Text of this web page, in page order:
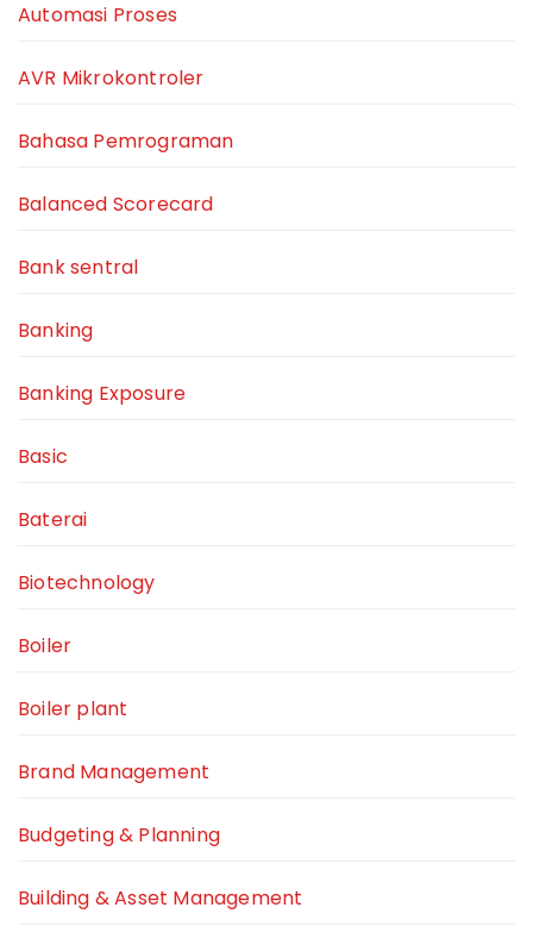
Automasi Proses
AVR Mikrokontroler
Bahasa Pemrograman
Balanced Scorecard
Bank sentral
Banking
Banking Exposure
Basic
Baterai
Biotechnology
Boiler
Boiler plant
Brand Management
Budgeting & Planning
Building & Asset Management